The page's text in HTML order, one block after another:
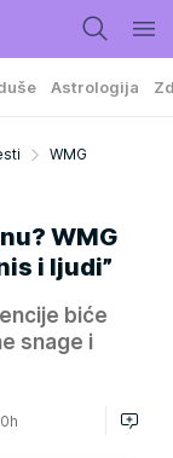
Astrologija
WMG
WMG
i ljudi”
biće
snage i